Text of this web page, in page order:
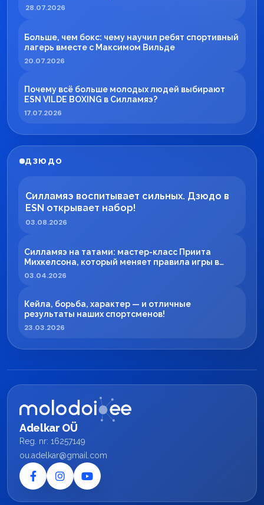
28.07.2026
Больше, чем бокс: чему научил ребят спортивный
лагерь вместе с Максимом Вильде
20.07.2026
Почему всё больше молодых людей выбирают
ESN VILDE BOXING в Силламяэ?
17.07.2026
ДЗЮДО
Силламяэ воспитывает сильных. Дзюдо в
ESN открывает набор!
03.08.2026
Силламяэ на татами: мастер-класс Приита
Михкелсона, который меняет правила игры в
регионе
03.04.2026
Кейла, борьба, характер — и отличные
результаты наших спортсменов!
23.03.2026
Adelkar OÜ
Reg. nr: 16257149
ou.adelkar@gmail.com